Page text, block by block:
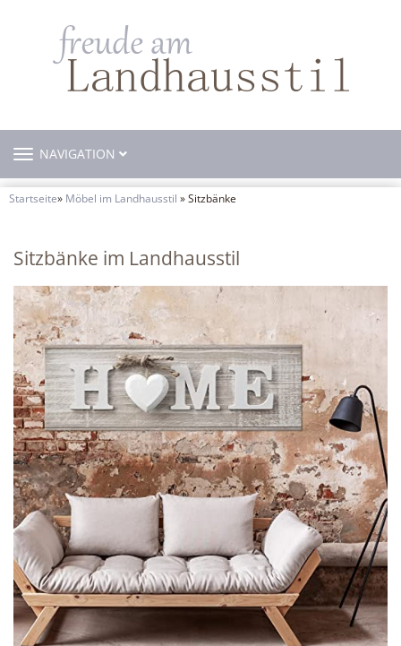
TOGGLE
NAVIGATION
Startseite» Möbel im Landhausstil » Sitzbänke
Sitzbänke im Landhausstil